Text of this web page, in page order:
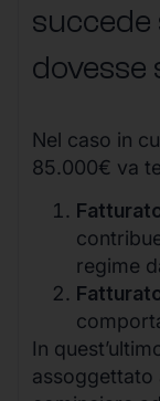
Nel caso in
85.000€ va
regime
In
assoggettato